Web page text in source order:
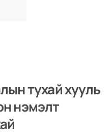
тухай хууль
нэмэлт